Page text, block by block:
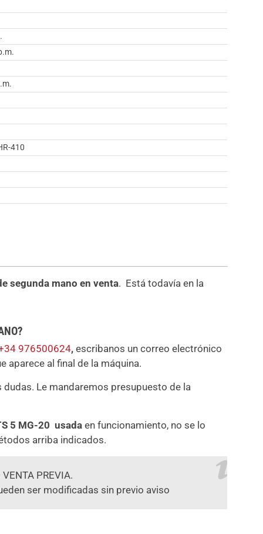
410
segunda mano en venta. Está todavía en la
976500624, escribanos un correo electrónico
aparece al final de la máquina.
Le mandaremos presupuesto de la
5 MG-20 usada en funcionamiento, no se lo
arriba indicados.
PREVIA.
ser modificadas sin previo aviso